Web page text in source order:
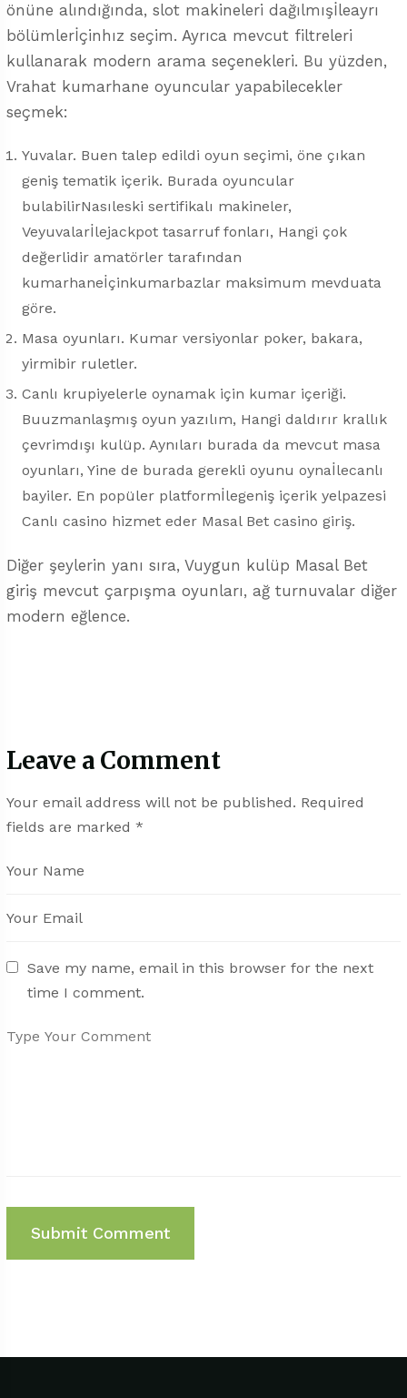
önüne alındığında, slot makineleri dağılmışİleayrı
bölümlerİçinhız seçim. Ayrıca mevcut filtreleri
kullanarak modern arama seçenekleri. Bu yüzden,
Vrahat kumarhane oyuncular yapabilecekler
seçmek:
Yuvalar. Buen talep edildi oyun seçimi, öne çıkan
geniş tematik içerik. Burada oyuncular
bulabilirNasıleski sertifikalı makineler,
Veyuvalarİlejackpot tasarruf fonları, Hangi çok
değerlidir amatörler tarafından
kumarhaneİçinkumarbazlar maksimum mevduata
göre.
Masa oyunları. Kumar versiyonlar poker, bakara,
yirmibir ruletler.
Canlı krupiyelerle oynamak için kumar içeriği.
Buuzmanlaşmış oyun yazılım, Hangi daldırır krallık
çevrimdışı kulüp. Aynıları burada da mevcut masa
oyunları, Yine de burada gerekli oyunu oynaİlecanlı
bayiler. En popüler platformİlegeniş içerik yelpazesi
Canlı casino hizmet eder Masal Bet casino giriş.
Diğer şeylerin yanı sıra, Vuygun kulüp Masal Bet
giriş mevcut çarpışma oyunları, ağ turnuvalar diğer
modern eğlence.
Leave a Comment
Your email address will not be published. Required
fields are marked *
Save my name, email in this browser for the next
time I comment.